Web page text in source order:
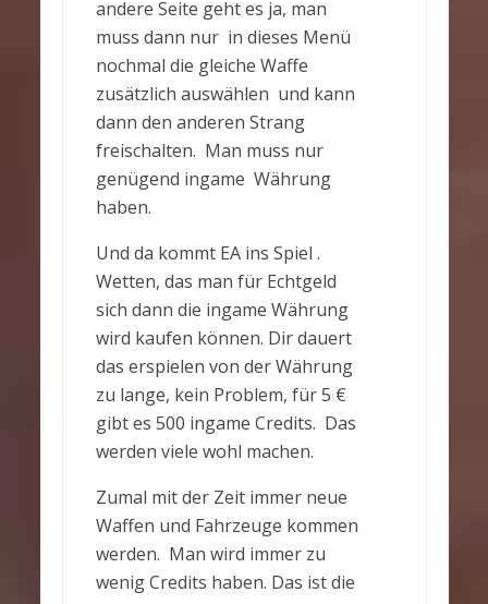
andere Seite geht es ja, man
muss dann nur in dieses Menü
nochmal die gleiche Waffe
zusätzlich auswählen und kann
dann den anderen Strang
freischalten. Man muss nur
genügend ingame Währung
haben.
Und da kommt EA ins Spiel .
Wetten, das man für Echtgeld
sich dann die ingame Währung
wird kaufen können. Dir dauert
das erspielen von der Währung
zu lange, kein Problem, für 5 €
gibt es 500 ingame Credits. Das
werden viele wohl machen.
Zumal mit der Zeit immer neue
Waffen und Fahrzeuge kommen
werden. Man wird immer zu
wenig Credits haben. Das ist die